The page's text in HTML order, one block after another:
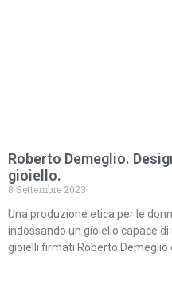
Roberto Demeglio.
gioiello.
8 Settembre 2023
Una produzione etica per le
indossando un gioiello capace di
gioielli firmati Roberto Demeglio